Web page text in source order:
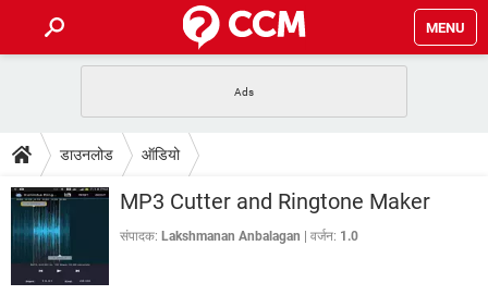
MENU
फोन पर अकाउंट बैलेंस चेक
WhatsApp Hack हो गया? Lucky Patcher यूज करें
टेक-स्पेशल
2020 के फ्री एंटीवायरस
बेस्ट फ्री ऑनलाइन गेम्स
डाउनलोड
Vidmate PUBG Mobile
WhatsRemoved+
FORUM
डाउनलोड ऑडियो
MP3 Cutter and Ringtone Maker
संपादक: Lakshmanan Anbalagan वर्जन: 1.0